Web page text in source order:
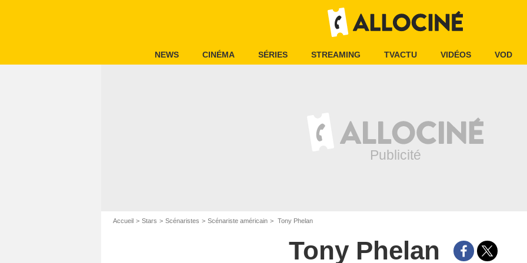
NEWS CINÉMA SÉRIES STREAMING TVACTU VIDÉOS VOD
Accueil Stars Scénaristes Scénariste américain Tony Phelan
Tony Phelan